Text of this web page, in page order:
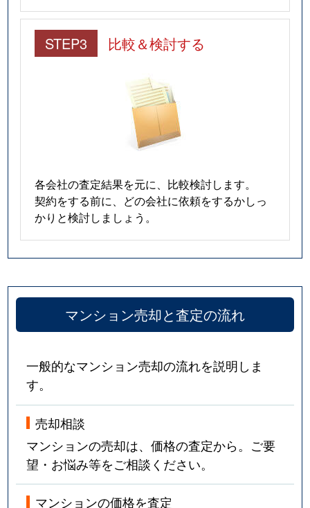
STEP3 比較＆検討する
各会社の査定結果を元に、比較検討します。
契約をする前に、どの会社に依頼をするかしっ
かりと検討しましょう。
マンション売却と査定の流れ
一般的なマンション売却の流れを説明しま
す。
売却相談
マンションの売却は、価格の査定から。ご要
望・お悩み等をご相談ください。
マンションの価格を査定